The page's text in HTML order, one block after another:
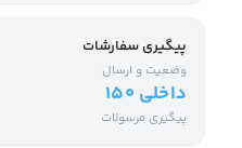
پیگیری سفارشات
وضعیت و ارسال
داخلی ۱۵۰
پیگیری مرسولات